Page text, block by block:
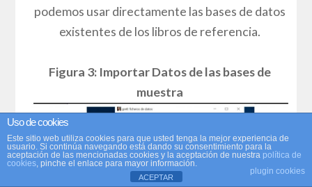
podemos usar directamente las bases de datos
existentes de los libros de referencia.
Figura 3: Importar Datos de las bases de
muestra
Uso de cookies
Este sitio web utiliza cookies para que usted tenga la mejor experiencia de
usuario. Si continúa navegando está dando su consentimiento para la
aceptación de las mencionadas cookies y la aceptación de nuestra política de
cookies, pinche el enlace para mayor información.
plugin cookies
ACEPTAR